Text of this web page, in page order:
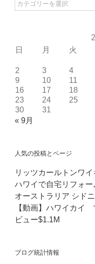
カ
テ
ー
日 月 火
2
3 4
9
10 11
16
17 18
23
24 25
30
31
« 9月
人気の投稿とページ
リッツカールトンワ
ハワイで自宅リフォー
オーストラリア シド
【動画】ハワイカイ
ビュー$1.1M
ブログ統計情報